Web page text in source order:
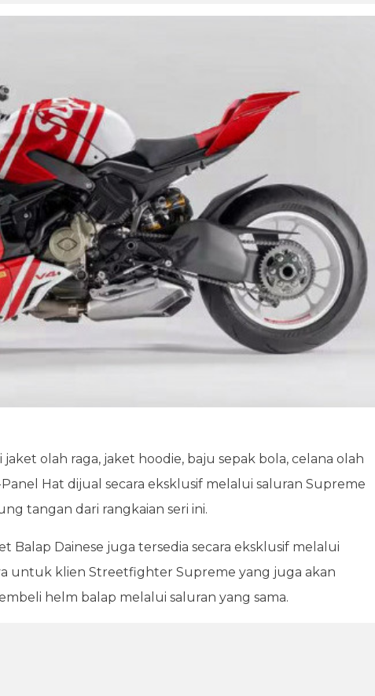
olah raga, jaket hoodie, baju sepak bola, celana olah
Hat dijual secara eksklusif melalui saluran Supreme
tangan dari rangkaian seri ini.
Balap Dainese juga tersedia secara eksklusif melalui
untuk klien Streetfighter Supreme yang juga akan
helm balap melalui saluran yang sama.